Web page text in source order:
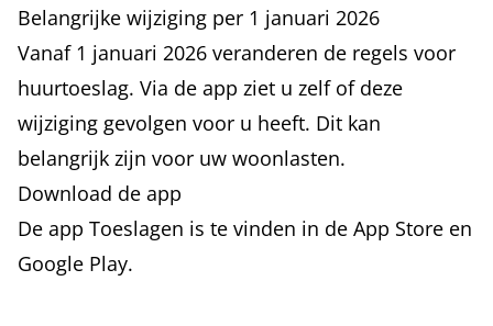
Belangrijke wijziging per 1 januari 2026
Vanaf 1 januari 2026 veranderen de regels voor
huurtoeslag. Via de app ziet u zelf of deze
wijziging gevolgen voor u heeft. Dit kan
belangrijk zijn voor uw woonlasten.
Download de app
De app Toeslagen is te vinden in de App Store en
Google Play.